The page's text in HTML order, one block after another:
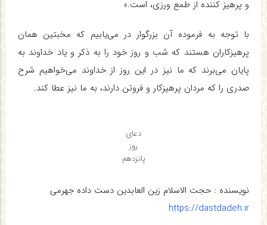
و پرهیز کننده از طمع ورزی، است.»
با توجه به فرموده آن بزرگوار در می‌یابیم که مخبتین همان
پرهیزکاران هستند که شب و روز خود را به ذکر و یاد خداوند به
پایان می‌برند که ما نیز در این روز از خداوند می‌خواهیم شرح
صدری را که مردان پرهیزکار و فروتن دارند، به ما نیز عطا کند.
دعای
روز
پانزدهم
نویسنده : حجت الاسلام زین العابدین دست داده جهرمی
https://dastdadeh.ir